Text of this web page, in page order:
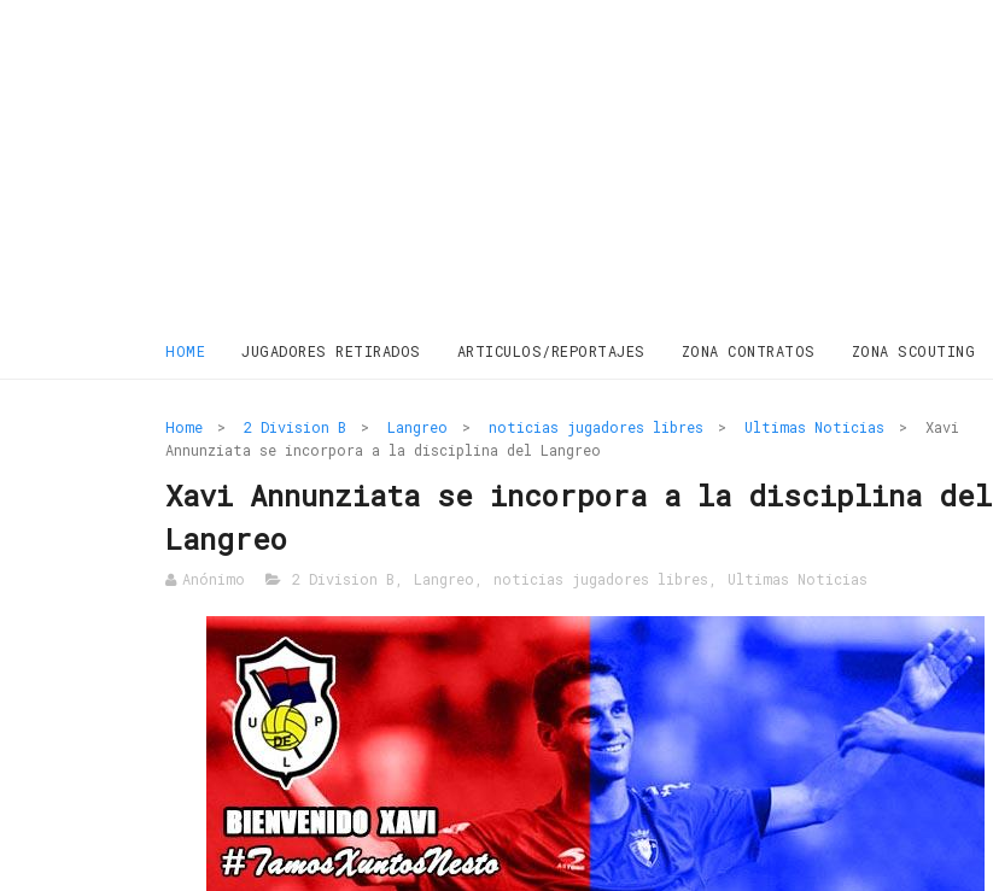
HOME JUGADORES RETIRADOS ARTICULOS/REPORTAJES ZONA CONTRATOS ZONA SCOUTING
Home > 2 Division B > Langreo > noticias jugadores libres > Ultimas Noticias >
Xavi
Annunziata se incorpora a la disciplina del Langreo
Xavi Annunziata se incorpora a la disciplina del
Langreo
Anónimo 2 Division B Langreo noticias jugadores libres Ultimas Noticias